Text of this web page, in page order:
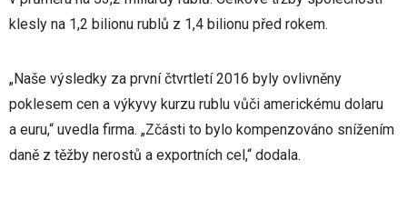
klesly na 1,2 bilionu rublů z 1,4 bilionu před rokem.
„Naše výsledky za první čtvrtletí 2016 byly ovlivněny
poklesem cen a výkyvy kurzu rublu vůči americkému dolaru
a euru,“ uvedla firma. „Zčásti to bylo kompenzováno snížením
daně z těžby nerostů a exportních cel,“ dodala.